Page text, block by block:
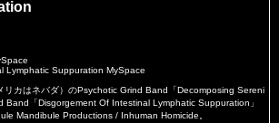
Lymphatic Suppuration MySpace
リカはネバダ）のPsychotic Grind Band「Decomposing Sereni
Band「Disgorgement Of Intestinal Lymphatic Suppuration」
Mandibule Productions / Inhuman Homicide。